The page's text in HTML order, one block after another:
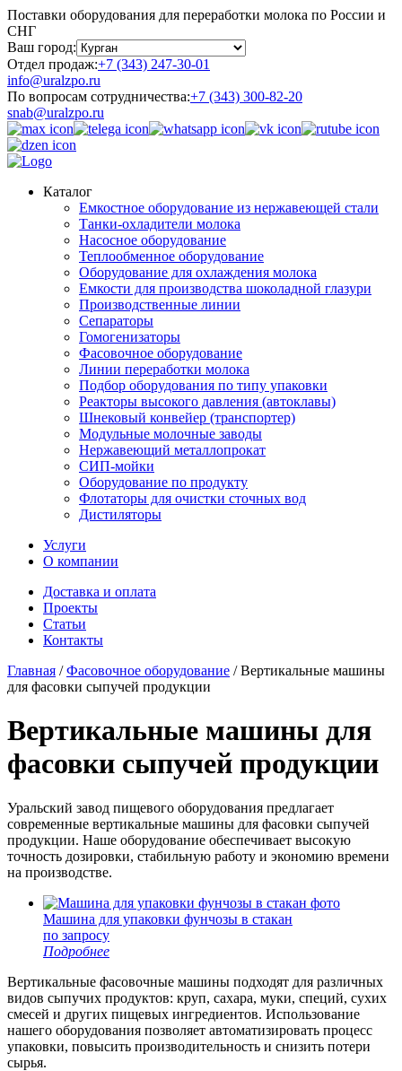
Поставки оборудования для переработки молока по России и
СНГ
Ваш город:
Отдел продаж:+7 (343) 247-30-01
info@uralzpo.ru
По вопросам сотрудничества:+7 (343) 300-82-20
snab@uralzpo.ru
Каталог
Емкостное оборудование из нержавеющей стали
Танки-охладители молока
Насосное оборудование
Теплообменное оборудование
Оборудование для охлаждения молока
Емкости для производства шоколадной глазури
Производственные линии
Сепараторы
Гомогенизаторы
Фасовочное оборудование
Линии переработки молока
Подбор оборудования по типу упаковки
Реакторы высокого давления (автоклавы)
Шнековый конвейер (транспортер)
Модульные молочные заводы
Нержавеющий металлопрокат
СИП-мойки
Оборудование по продукту
Флотаторы для очистки сточных вод
Дистиляторы
Услуги
О компании
Доставка и оплата
Проекты
Статьи
Контакты
Главная /Фасовочное оборудование /Вертикальные машины
для фасовки сыпучей продукции
Вертикальные машины для
фасовки сыпучей продукции
Уральский завод пищевого оборудования предлагает
современные вертикальные машины для фасовки сыпучей
продукции. Наше оборудование обеспечивает высокую
точность дозировки, стабильную работу и экономию времени
на производстве.
Машина для упаковки фунчозы в стакан
по запросу
Подробнее
Вертикальные фасовочные машины подходят для различных
видов сыпучих продуктов: круп, сахара, муки, специй, сухих
смесей и других пищевых ингредиентов. Использование
нашего оборудования позволяет автоматизировать процесс
упаковки, повысить производительность и снизить потери
сырья.